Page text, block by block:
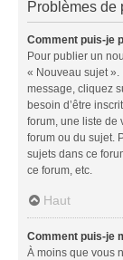
Problèmes de
Comment puis-je
Pour publier un
« Nouveau sujet
message, cliquez
besoin d’être
forum, une liste de
forum ou du sujet.
sujets dans ce
ce forum, etc.
Haut
Comment puis-je
À moins que vous